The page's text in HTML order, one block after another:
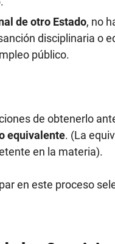
de otro Estado, no
disciplinaria o
público.
de obtenerlo
equivalente. (La
en la materia).
en este proceso